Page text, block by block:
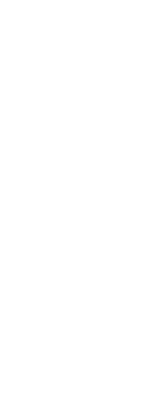
बारेमा ज्ञानको
आवाज सुन्‍न सक्दैनन्, र
छ, हामीले देहधारणको